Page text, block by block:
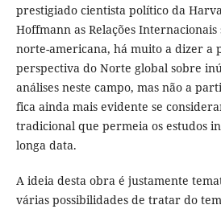
prestigiado cientista político da
Hoffmann as Relações
norte-americana, há muito a dizer a
perspectiva do Norte global sobre
análises neste campo, mas não a
fica ainda mais evidente se
tradicional que permeia os estudos
longa data.
A ideia desta obra é justamente
várias possibilidades de tratar do